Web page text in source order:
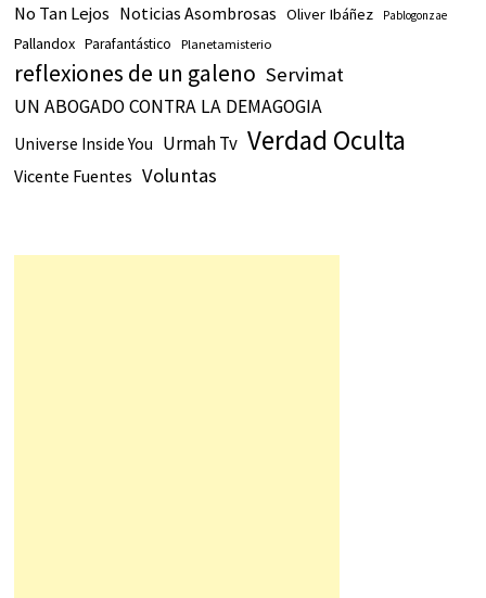
No Tan Lejos Noticias Asombrosas Oliver Ibáñez Pablogonzae
Pallandox Parafantástico Planetamisterio
reflexiones de un galeno Servimat
UN ABOGADO CONTRA LA DEMAGOGIA
Universe Inside You Urmah Tv Verdad Oculta
Vicente Fuentes Voluntas